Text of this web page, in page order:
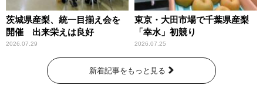
茨城県産梨、統一目揃え会を
開催 出来栄えは良好
2026.07.29
東京・大田市場で千葉県産梨
「幸水」初競り
2026.07.25
新着記事をもっと見る